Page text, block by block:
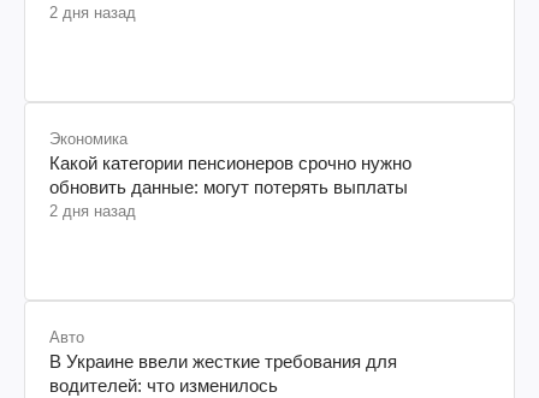
2 дня назад
Экономика
Какой категории пенсионеров срочно нужно
обновить данные: могут потерять выплаты
2 дня назад
Авто
В Украине ввели жесткие требования для
водителей: что изменилось